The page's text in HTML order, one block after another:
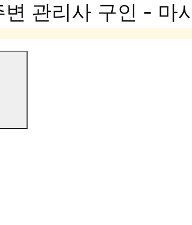
관리사 구인 - 마